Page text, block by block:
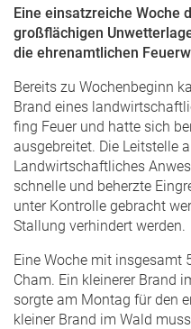
Eine einsatzreiche Woche
großflächigen
die ehrenamtlichen
Bereits zu Wochenbeginn
Brand eines
fing Feuer und hatte sich
ausgebreitet. Die Leitstelle
Landwirtschaftliches
schnelle und beherzte
unter Kontrolle gebracht
Stallung verhindert werden.
Eine Woche mit insgesamt
Cham. Ein kleinerer Brand
sorgte am Montag für den
kleiner Brand im Wald